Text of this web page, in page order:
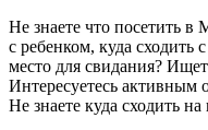
Не знаете что посетить в
с ребенком, куда
место для свидания?
Интересуетесь активным
Не знаете куда сходить